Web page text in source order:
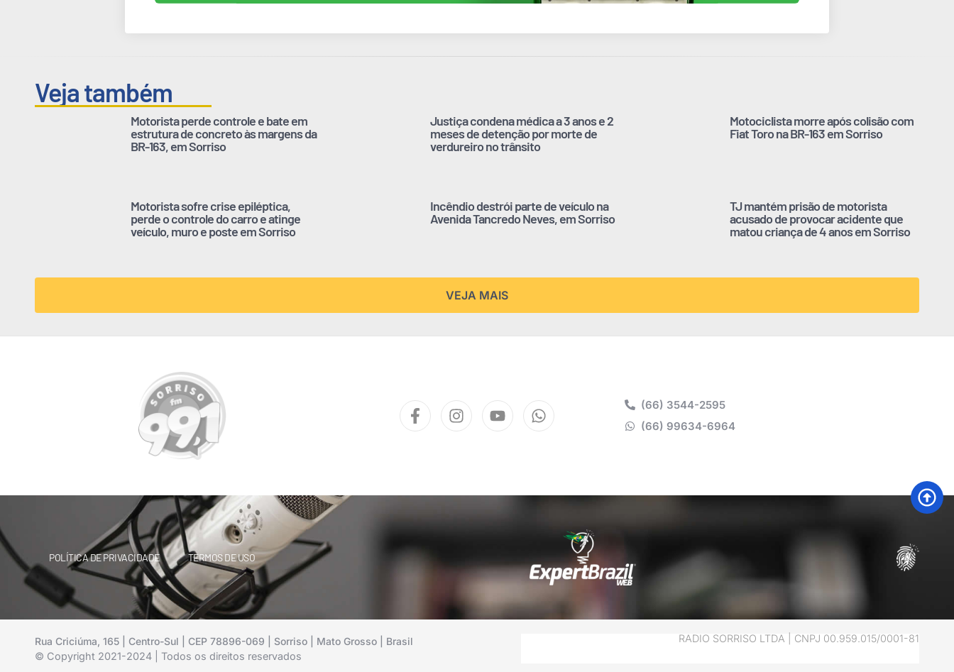
Veja também
Motorista perde controle e bate em
estrutura de concreto às margens da
BR-163, em Sorriso
Justiça condena médica a 3 anos e 2
meses de detenção por morte de
verdureiro no trânsito
Motociclista morre após colisão com
Fiat Toro na BR-163 em Sorriso
Motorista sofre crise epiléptica,
perde o controle do carro e atinge
veículo, muro e poste em Sorriso
Incêndio destrói parte de veículo na
Avenida Tancredo Neves, em Sorriso
TJ mantém prisão de motorista
acusado de provocar acidente que
matou criança de 4 anos em Sorriso
VEJA MAIS
(66) 3544-2595
(66) 99634-6964
POLÍTICA DE PRIVACIDADE TERMOS DE USO
Rua Criciúma, 165 | Centro-Sul | CEP 78896-069 | Sorriso | Mato Grosso | Brasil
© Copyright 2021-2024 | Todos os direitos reservados
RADIO SORRISO LTDA | CNPJ 00.959.015/0001-81